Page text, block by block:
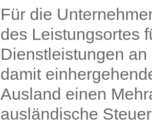
Für die
des Leistungsortes
Dienstleistungen
damit
Ausland einen
ausländische